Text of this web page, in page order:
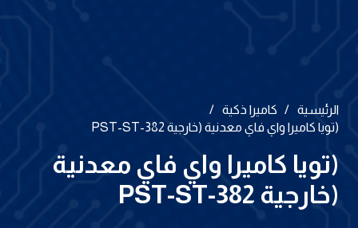
الرئيسية / كاميرا ذكية /
(تويا كاميرا واي فاي معدنية (خارجية PST-ST-382
(تويا كاميرا واي فاي معدنية
(خارجية PST-ST-382